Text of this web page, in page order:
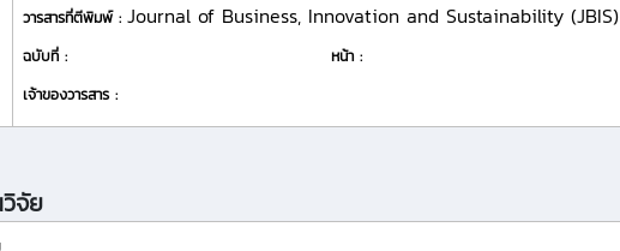
วารสารที่ตีพิมพ์ : Journal of Business, Innovation and Sustainability (JBIS)
ฉบับที่ : หน้า :
เจ้าของวารสาร :
จัย